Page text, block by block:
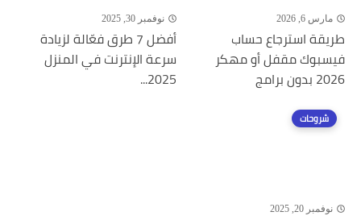
مارس 6, 2026
طريقة استرجاع حساب
فيسبوك مقفل أو مهكر
2026 بدون برامج
نوفمبر 30, 2025
أفضل 7 طرق فعّالة لزيادة
سرعة الإنترنت في المنزل
2025...
شروحات
نوفمبر 20, 2025